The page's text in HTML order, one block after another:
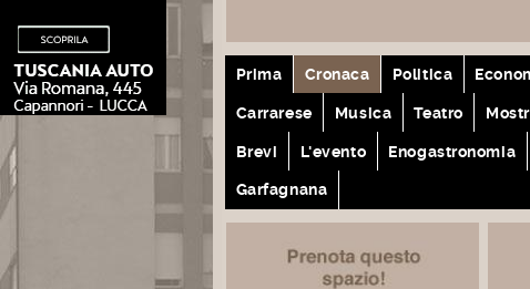
Prima Cronaca Politica
Carrarese Musica Teatro
Brevi L'evento Enogastronomia
Garfagnana